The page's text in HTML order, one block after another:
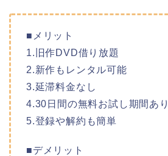
■メリット
1.旧作DVD借り放題
2.新作もレンタル可能
3.延滞料金なし
4.30日間の無料お試し期間あり
5.登録や解約も簡単
■デメリット